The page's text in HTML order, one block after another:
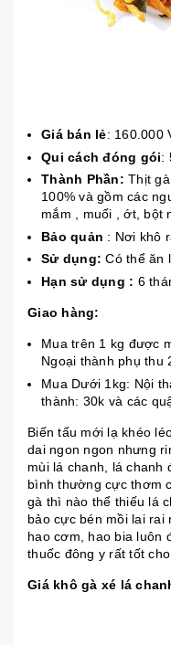
Giá bán lẻ: 160.000
Qui cách đóng gói:
Thành Phần: Thịt
100% và gồm các
mắm , muối , ớt, bột
Bảo quản : Nơi khô
Sử dụng: Có thể ăn
Hạn sử dụng : 6
Giao hàng:
Mua trên 1 kg được
Ngoại thành phụ thu
Mua Dưới 1kg: Nội
thành: 30k và các
Biến tấu mới lạ khéo
dai ngon ngon nhưng
mùi lá chanh, lá chanh
bình thường cực thơm
gà thì nào thể thiếu lá
bảo cực bén mồi lai
hao cơm, hao bia luôn
thuốc đông y rất tốt
Giá khô gà xé lá